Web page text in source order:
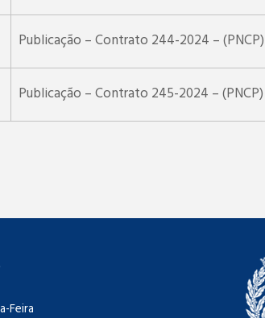
Publicação – Contrato 244-2024 – (PNCP)
Publicação – Contrato 245-2024 – (PNCP)
Feira